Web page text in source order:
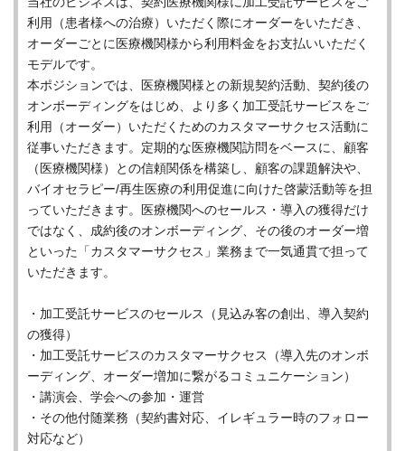
利用（患者様への治療）いただく際にオーダーをいただき、
オーダーごとに医療機関様から利用料金をお支払いいただく
モデルです。
本ポジションでは、医療機関様との新規契約活動、契約後の
オンボーディングをはじめ、より多く加工受託サービスをご
利用（オーダー）いただくためのカスタマーサクセス活動に
従事いただきます。定期的な医療機関訪問をベースに、顧客
（医療機関様）との信頼関係を構築し、顧客の課題解決や、
バイオセラピー/再生医療の利用促進に向けた啓蒙活動等を担
っていただきます。医療機関へのセールス・導入の獲得だけ
ではなく、成約後のオンボーディング、その後のオーダー増
といった「カスタマーサクセス」業務まで一気通貫で担って
いただきます。
・加工受託サービスのセールス（見込み客の創出、導入契約
の獲得）
・加工受託サービスのカスタマーサクセス（導入先のオンボ
ーディング、オーダー増加に繋がるコミュニケーション）
・講演会、学会への参加・運営
・その他付随業務（契約書対応、イレギュラー時のフォロー
対応など）